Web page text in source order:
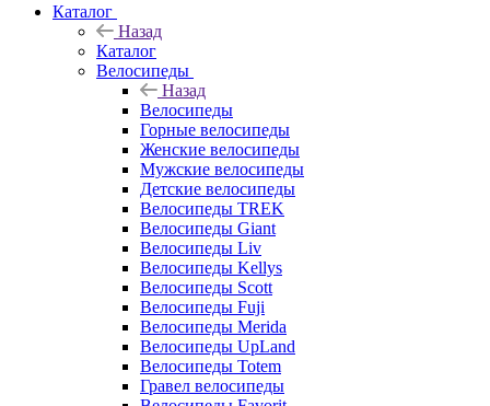
Каталог
Назад
Каталог
Велосипеды
Назад
Велосипеды
Горные велосипеды
Женские велосипеды
Мужские велосипеды
Детские велосипеды
Велосипеды TREK
Велосипеды Giant
Велосипеды Liv
Велосипеды Kellys
Велосипеды Scott
Велосипеды Fuji
Велосипеды Merida
Велосипеды UpLand
Велосипеды Totem
Гравел велосипеды